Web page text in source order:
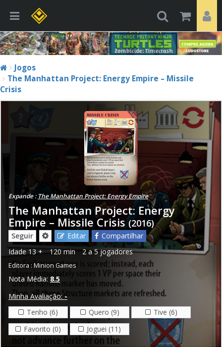
Jogos
The Manhattan Project: Energy Empire – Missile
Crisis
Expande : The Manhattan Project: Energy Empire
The Manhattan Project: Energy
Empire – Missile Crisis (2016)
Seguir Editar
Compartilhar
Idade 13 + 120 min 2 a 5 jogadores
Editora : Minion Games
Nota Média: 8.5
Minha Avaliação:-
Tenho (6)
Quero (9)
Tive (6)
Favorito (0)
Joguei (11)